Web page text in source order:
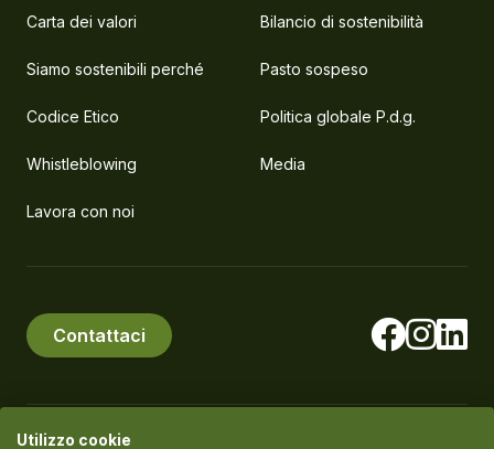
Carta dei valori Bilancio di sostenibilità
Siamo sostenibili perché Pasto sospeso
Codice Etico Politica globale P.d.g.
Whistleblowing Media
Lavora con noi
Contattaci
Utilizzo cookie